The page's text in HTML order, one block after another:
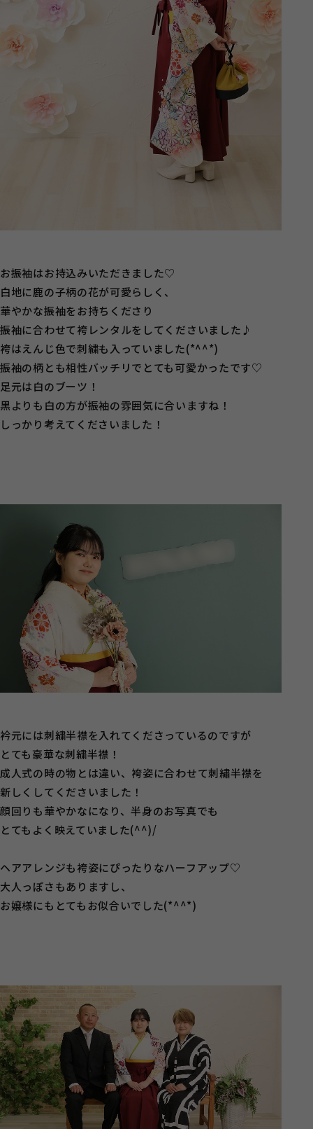
お振袖はお持込みいただきました♡
白地に鹿の子柄の花が可愛らしく、
華やかな振袖をお持ちくださり
振袖に合わせて袴レンタルをしてくださいました♪
袴はえんじ色で刺繍も入っていました(*^^*)
振袖の柄とも相性バッチリでとても可愛かったです♡
足元は白のブーツ！
黒よりも白の方が振袖の雰囲気に合いますね！
しっかり考えてくださいました！
衿元には刺繍半襟を入れてくださっているのですが
とても豪華な刺繍半襟！
成人式の時の物とは違い、袴姿に合わせて刺繡半襟を
新しくしてくださいました！
顔回りも華やかなになり、半身のお写真でも
とてもよく映えていました(^^)/
ヘアアレンジも袴姿にぴったりなハーフアップ♡
大人っぽさもありますし、
お嬢様にもとてもお似合いでした(*^^*)